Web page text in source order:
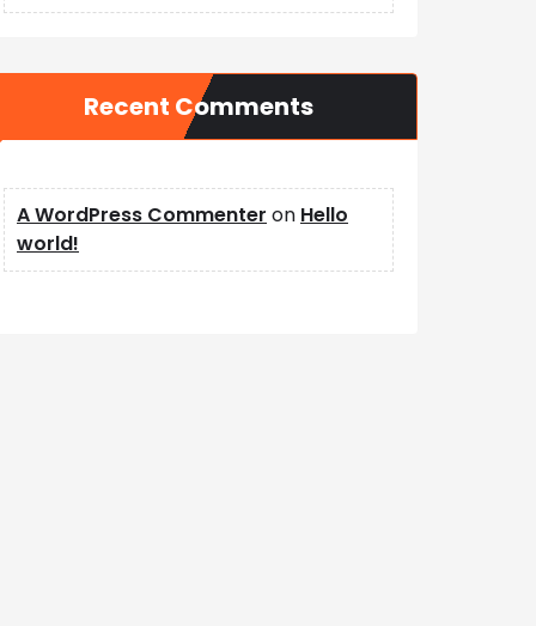
Recent Comments
A WordPress Commenter on Hello
world!